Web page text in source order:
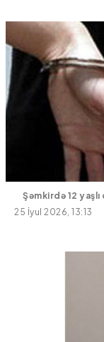
Şəmkirdə 12
25 İyul 2026, 13:13